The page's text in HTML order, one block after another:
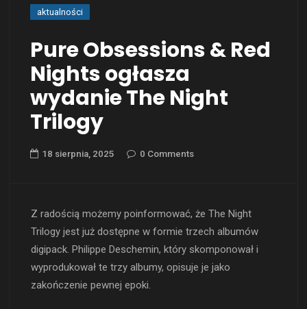
aktualności
Pure Obsessions & Red
Nights ogłasza
wydanie The Night
Trilogy
18 sierpnia, 2025 0 Comments
Z radością możemy poinformować, że The Night
Trilogy jest już dostępne w formie trzech albumów
digipack. Philippe Deschemin, który skomponował i
wyprodukował te trzy albumy, opisuje je jako
zakończenie pewnej epoki.